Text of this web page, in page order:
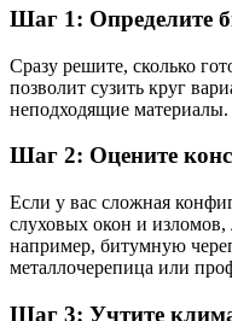
Шаг 1: Определите
Сразу решите, сколько
позволит сузить круг
неподходящие материалы.
Шаг 2: Оцените
Если у вас сложная
слуховых окон и
например, битумную
металлочерепица или
Шаг 3: Учтите